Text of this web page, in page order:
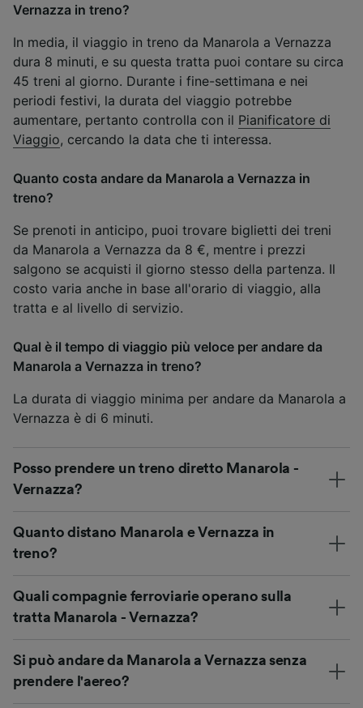
Vernazza in treno?
In media, il viaggio in treno da Manarola a Vernazza
dura 8 minuti, e su questa tratta puoi contare su circa
45 treni al giorno. Durante i fine-settimana e nei
periodi festivi, la durata del viaggio potrebbe
aumentare, pertanto controlla con il Pianificatore di
Viaggio, cercando la data che ti interessa.
Quanto costa andare da Manarola a Vernazza in
treno?
Se prenoti in anticipo, puoi trovare biglietti dei treni
da Manarola a Vernazza da 8 €, mentre i prezzi
salgono se acquisti il giorno stesso della partenza. Il
costo varia anche in base all'orario di viaggio, alla
tratta e al livello di servizio.
Qual è il tempo di viaggio più veloce per andare da
Manarola a Vernazza in treno?
La durata di viaggio minima per andare da Manarola a
Vernazza è di 6 minuti.
Posso prendere un treno diretto Manarola -
Vernazza?
Quanto distano Manarola e Vernazza in
treno?
Quali compagnie ferroviarie operano sulla
tratta Manarola - Vernazza?
Si può andare da Manarola a Vernazza senza
prendere l'aereo?